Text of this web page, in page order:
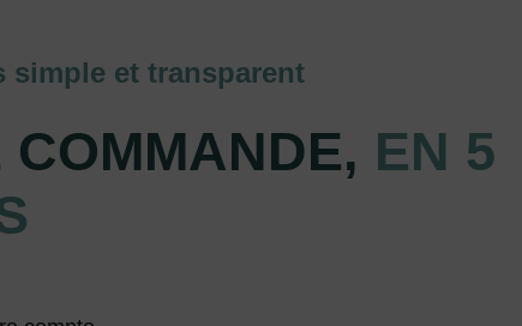
simple et transparent
COMMANDE, EN 5